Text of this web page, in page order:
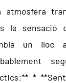
atmosfera
la
un lloc
*